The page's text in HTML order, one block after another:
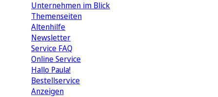
Unternehmen im Blick
Themenseiten
Altenhilfe
Newsletter
Service FAQ
Online Service
Hallo Paula!
Bestellservice
Anzeigen